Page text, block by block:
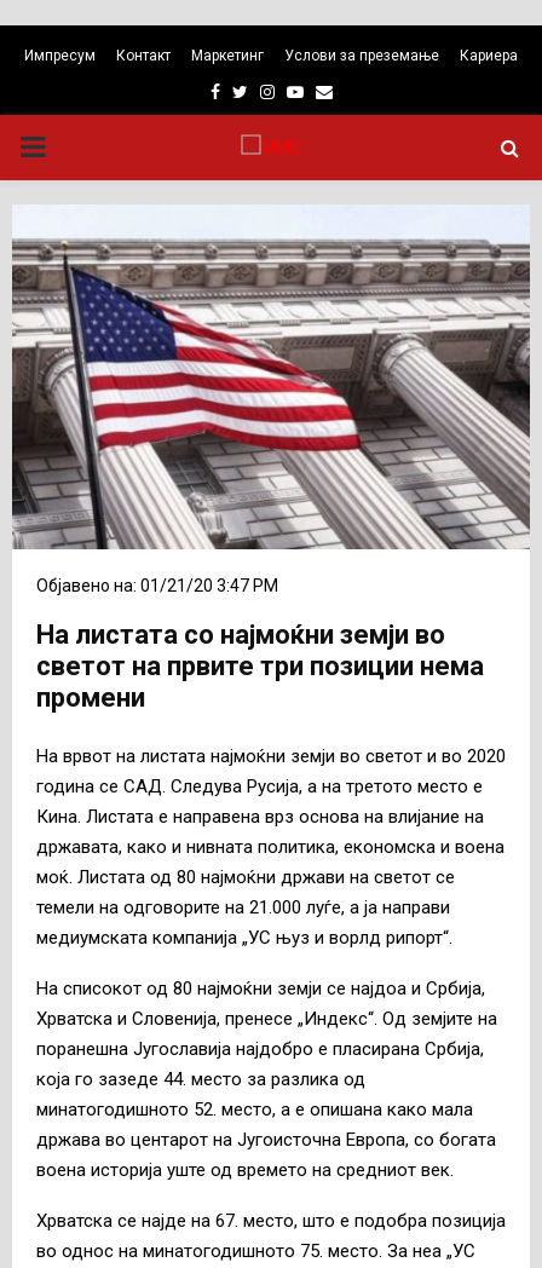
Импресум Контакт Маркетинг Услови за преземање Кариера
Facebook
TwitterInstagram
Youtube
Email
PRIMARY
MENU
Објавено на: 01/21/20 3:47 PM
На листата со најмоќни земји во
светот на првите три позиции нема
промени
На врвот на листата најмоќни земји во светот и во 2020
година се САД. Следува Русија, а на третото место е
Кина. Листата е направена врз основа на влијание на
државата, како и нивната политика, економска и воена
моќ. Листата од 80 најмоќни држави на светот се
темели на одговорите на 21.000 луѓе, а ја направи
медиумската компанија „УС њуз и ворлд рипорт“.
На списокот од 80 најмоќни земји се најдоа и Србија,
Хрватска и Словенија, пренесе „Индекс“. Од земјите на
поранешна Југославија најдобро е пласирана Србија,
која го зазеде 44. место за разлика од
минатогодишното 52. место, а е опишана како мала
држава во центарот на Југоисточна Европа, со богата
воена историја уште од времето на средниот век.
Хрватска се најде на 67. место, што е подобра позиција
во однос на минатогодишното 75. место. За неа „УС